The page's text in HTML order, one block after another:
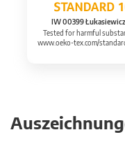
IW 00399
Tested for harmful
www.oeko-tex.com/